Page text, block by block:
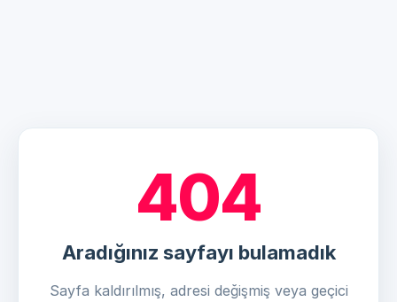
404
Aradığınız sayfayı bulamadık
Sayfa kaldırılmış, adresi değişmiş veya geçici